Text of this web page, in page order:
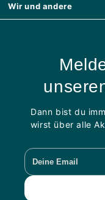
Wir und andere
Dann bist du
wirst über alle